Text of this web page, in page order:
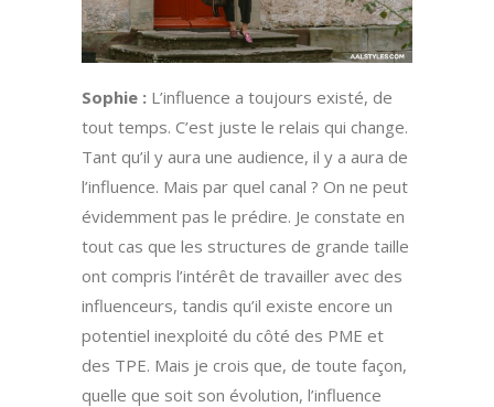
Sophie : L’influence a toujours existé, de
tout temps. C’est juste le relais qui change.
Tant qu’il y aura une audience, il y a aura de
l’influence. Mais par quel canal ? On ne peut
évidemment pas le prédire. Je constate en
tout cas que les structures de grande taille
ont compris l’intérêt de travailler avec des
influenceurs, tandis qu’il existe encore un
potentiel inexploité du côté des PME et
des TPE. Mais je crois que, de toute façon,
quelle que soit son évolution, l’influence